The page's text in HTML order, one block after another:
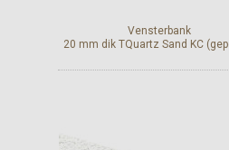
Vensterbank
20 mm dik TQuartz Sand KC